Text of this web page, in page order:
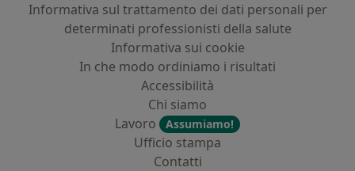
Informativa sul trattamento dei dati personali per
determinati professionisti della salute
Informativa sui cookie
In che modo ordiniamo i risultati
Accessibilità
Chi siamo
Lavoro
Assumiamo!
Ufficio stampa
Contatti